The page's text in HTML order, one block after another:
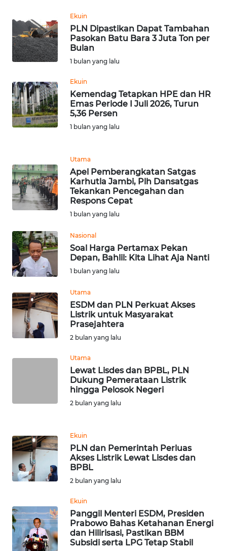
Ekuin
PLN Dipastikan Dapat Tambahan
Pasokan Batu Bara 3 Juta Ton per
Bulan
1 bulan yang lalu
Ekuin
Kemendag Tetapkan HPE dan HR
Emas Periode I Juli 2026, Turun
5,36 Persen
1 bulan yang lalu
Utama
Apel Pemberangkatan Satgas
Karhutla Jambi, Plh Dansatgas
Tekankan Pencegahan dan
Respons Cepat
1 bulan yang lalu
Nasional
Soal Harga Pertamax Pekan
Depan, Bahlil: Kita Lihat Aja Nanti
1 bulan yang lalu
Utama
ESDM dan PLN Perkuat Akses
Listrik untuk Masyarakat
Prasejahtera
2 bulan yang lalu
Utama
Lewat Lisdes dan BPBL, PLN
Dukung Pemerataan Listrik
hingga Pelosok Negeri
2 bulan yang lalu
Ekuin
PLN dan Pemerintah Perluas
Akses Listrik Lewat Lisdes dan
BPBL
2 bulan yang lalu
Ekuin
Panggil Menteri ESDM, Presiden
Prabowo Bahas Ketahanan Energi
dan Hilirisasi, Pastikan BBM
Subsidi serta LPG Tetap Stabil
SUMUT
WN
JAKARTA
WN
JABAR
WN
NTT
WN
KEPRI
WN
PAPUA
WN
BARAT
WN
RIAU
WN
JAMBI
SULTRA
WN
NTB
WN
SULTENG
WN